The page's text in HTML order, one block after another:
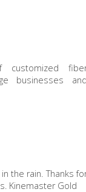
customized
businesses
the rain. Thanks
Kinemaster Gold